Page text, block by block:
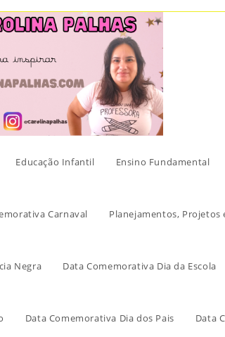
Educação Infantil Ensino Fundamental
Carnaval Planejamentos, Projetos
Negra Data Comemorativa Dia da Escola
Data Comemorativa Dia dos Pais Data